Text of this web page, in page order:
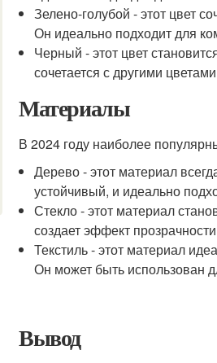
Зелено-голубой - этот цвет
Он идеально подходит для
Черный - этот цвет
сочетается с другими
Материалы
В 2024 году наиболее
Дерево - этот материал
устойчивый, и идеально
Стекло - этот материал
создает эффект
Текстиль - этот материал
Он может быть использован
Вывод